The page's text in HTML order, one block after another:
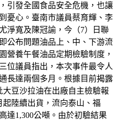
引發全國食品安全危機，也讓
憂心。臺南市議員蔡育輝、李
淨寬及陳冠諭，今（7）日聯
公布問題油品上、中、下游流
營養午餐油品定期檢驗制度，
位議員指出，本次事件最令人
長達兩個多月。根據目前揭露
豆沙拉油在出廠自主檢驗報
陸續出貨，流向泰山、福
達1,300公噸。由於初驗結果